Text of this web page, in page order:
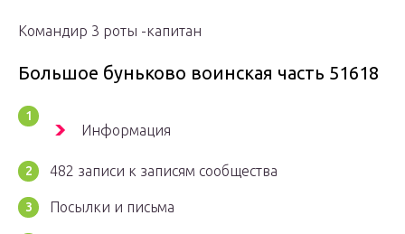
Командир 3 роты -капитан
Большое буньково воинская часть 51618
Информация
482 записи к записям сообщества
Посылки и письма